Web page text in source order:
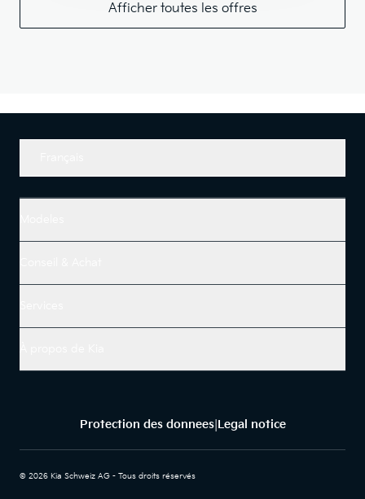
Afficher toutes les offres
Protection des donnees| Legal notice
© 2026 Kia Schweiz AG - Tous droits réservés